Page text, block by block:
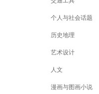
个人与社会话题
历史地理
艺术设计
人文
漫画与图画小说